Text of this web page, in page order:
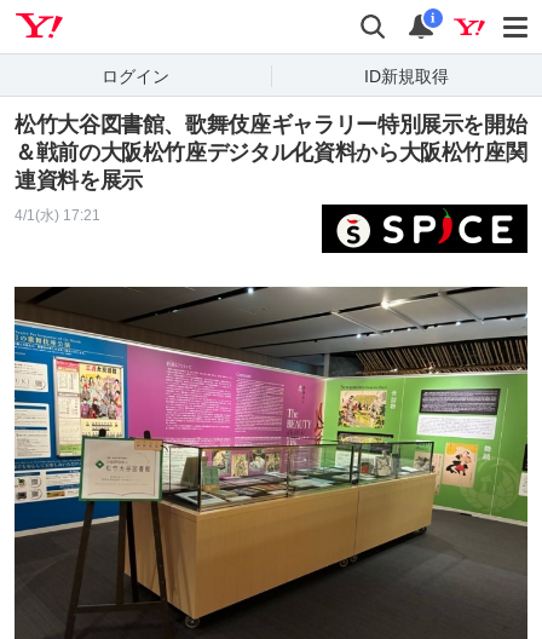
検索 通知
i
ログイン ID新規取得
松竹大谷図書館、歌舞伎座ギャラリー特別展示を開始
＆戦前の大阪松竹座デジタル化資料から大阪松竹座関
連資料を展示
4/1(水) 17:21